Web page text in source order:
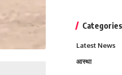
Categories
Latest News
आस्था